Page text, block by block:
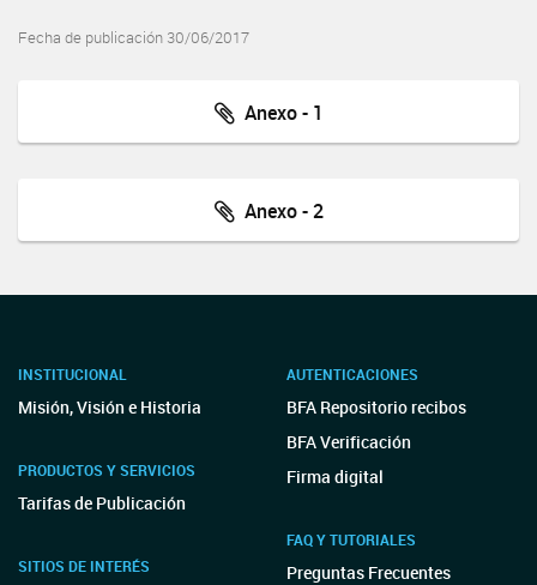
Fecha de publicación 30/06/2017
Anexo - 1
Anexo - 2
INSTITUCIONAL
Misión, Visión e Historia
PRODUCTOS Y SERVICIOS
Tarifas de Publicación
SITIOS DE INTERÉS
AUTENTICACIONES
BFA Repositorio recibos
BFA Verificación
Firma digital
FAQ Y TUTORIALES
Preguntas Frecuentes